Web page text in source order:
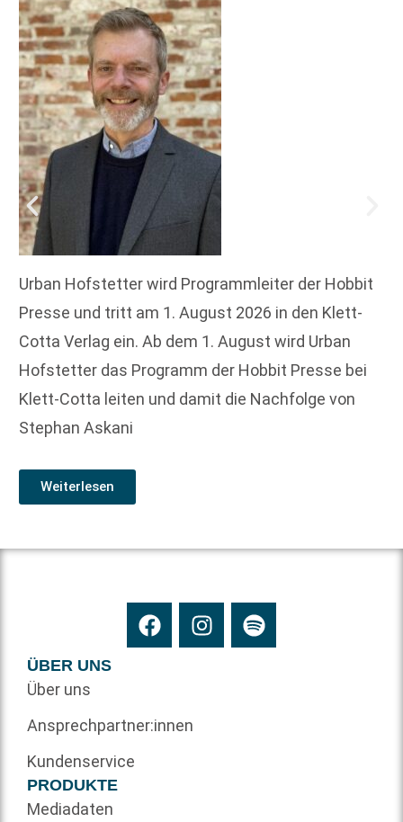
Urban Hofstetter wird Programmleiter der Hobbit
Presse und tritt am 1. August 2026 in den Klett-
Cotta Verlag ein. Ab dem 1. August wird Urban
Hofstetter das Programm der Hobbit Presse bei
Klett-Cotta leiten und damit die Nachfolge von
Stephan Askani
Weiterlesen
ÜBER UNS
Über uns
Ansprechpartner:innen
Kundenservice
PRODUKTE
Mediadaten